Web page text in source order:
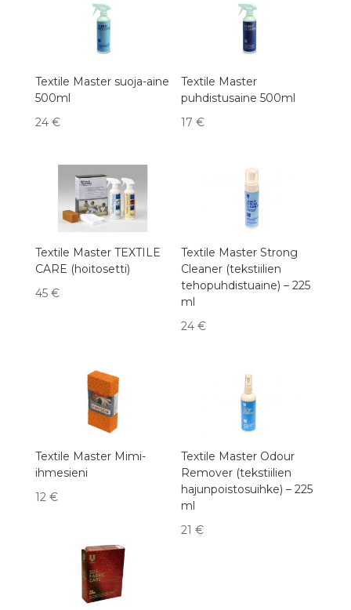
Textile Master suoja-aine
500ml
24 €
Textile Master
puhdistusaine 500ml
17€
Textile Master TEXTILE
CARE (hoitosetti)
45 €
Textile Master Strong
Cleaner (tekstiilien
tehopuhdistuaine) – 225
ml
24€
Textile Master Mimi-
ihmesieni
12 €
Textile Master Odour
Remover (tekstiilien
hajunpoistosuihke) – 225
ml
21€